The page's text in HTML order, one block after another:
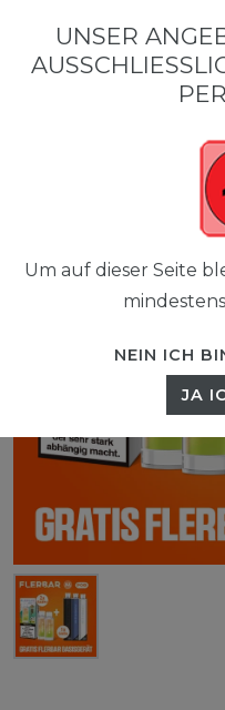
UNSER
Um auf dieser Seite
NEIN ICH
JA